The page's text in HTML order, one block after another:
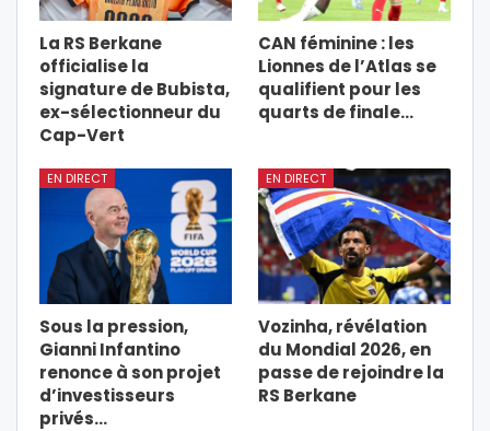
La RS Berkane
officialise la
signature de Bubista,
ex-sélectionneur du
Cap-Vert
CAN féminine : les
Lionnes de l’Atlas se
qualifient pour les
quarts de finale…
EN DIRECT
Sous la pression,
Gianni Infantino
renonce à son projet
d’investisseurs
privés…
EN DIRECT
Vozinha, révélation
du Mondial 2026, en
passe de rejoindre la
RS Berkane